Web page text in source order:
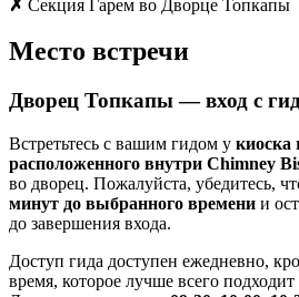
✗ Секция Гарем во Дворце Топкапы
Место встречи
Дворец Топкапы — вход с
Встретьтесь с вашим гидом у киоска
расположенного внутри Chimney
во дворец. Пожалуйста, убедитесь,
минут до выбранного времени и
до завершения входа.
Доступ гида доступен ежедневно,
время, которое лучше всего